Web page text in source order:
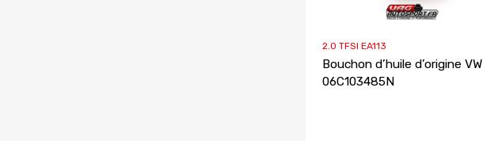
2.0 TFSI EA113
Bouchon d’huile d’origine VW
06C103485N